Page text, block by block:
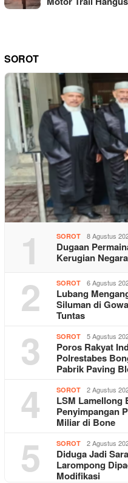
SOROT
1 SOROT 8 Agustus
Dugaan
Kerugian
2 SOROT 6 Agustus
Lubang
Siluman di
Tuntas
3 SOROT 5 Agustus
Poros Rakyat
Polrestabes
Pabrik Paving
4 SOROT 2 Agustus
LSM Lamellong
Penyimpangan
Miliar di Bone
5 SOROT 2 Agustus
Diduga Jadi
Larompong
Modifikasi